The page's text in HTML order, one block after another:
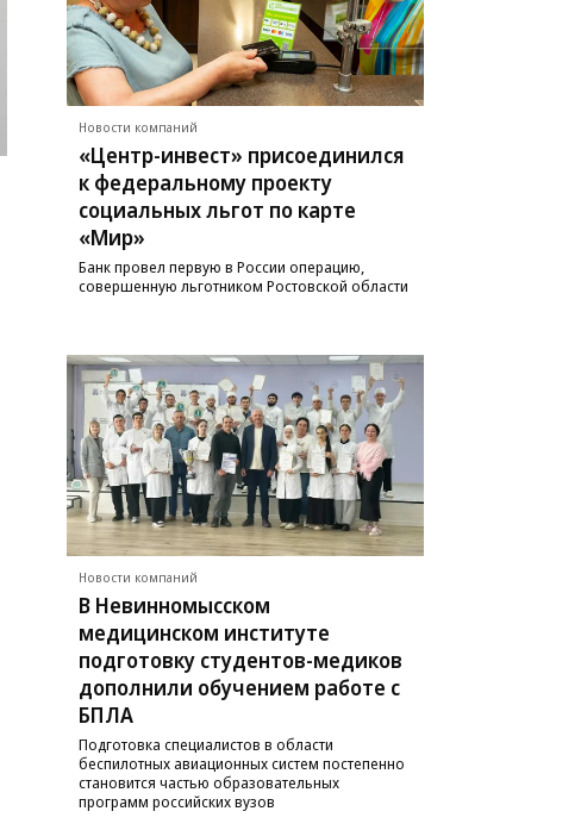
Новости компаний
«Центр-инвест» присоединился
к федеральному проекту
социальных льгот по карте
«Мир»
Банк провел первую в России операцию,
совершенную льготником Ростовской области
Новости компаний
В Невинномысском
медицинском институте
подготовку студентов-медиков
дополнили обучением работе с
БПЛА
Подготовка специалистов в области
беспилотных авиационных систем постепенно
становится частью образовательных
программ российских вузов